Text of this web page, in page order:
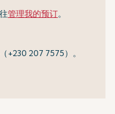
管理我的预订。
+230 207 7575）。